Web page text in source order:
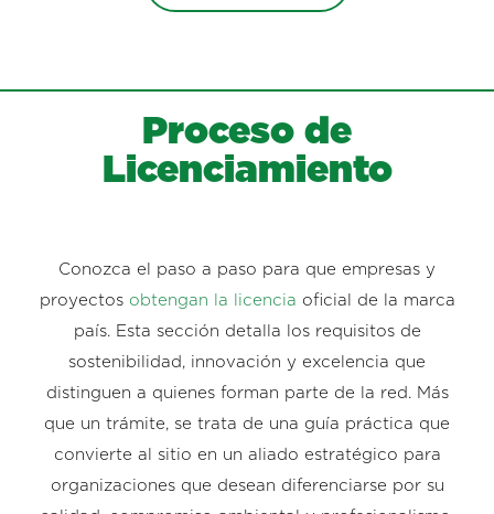
Proceso de
Licenciamiento
Conozca el paso a paso para que empresas y
proyectos obtengan la licencia oficial de la marca
país. Esta sección detalla los requisitos de
sostenibilidad, innovación y excelencia que
distinguen a quienes forman parte de la red. Más
que un trámite, se trata de una guía práctica que
convierte al sitio en un aliado estratégico para
organizaciones que desean diferenciarse por su